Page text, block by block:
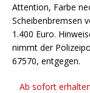
Attention, Farbe
Scheibenbremsen
1.400 Euro.
nimmt der
67570, entgegen.
Ab sofort